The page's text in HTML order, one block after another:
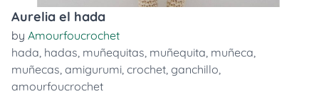
Aurelia el hada
by Amourfoucrochet
hada, hadas, muñequitas, muñequita, muñeca,
muñecas, amigurumi, crochet, ganchillo,
amourfoucrochet